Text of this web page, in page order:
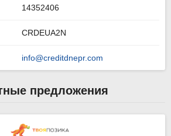
14352406
CRDEUA2N
info@creditdnepr.com
предложения